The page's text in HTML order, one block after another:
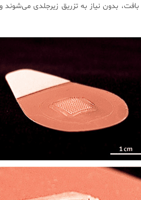
بدون نیاز به تزریق زیرجلدی می‌شوند